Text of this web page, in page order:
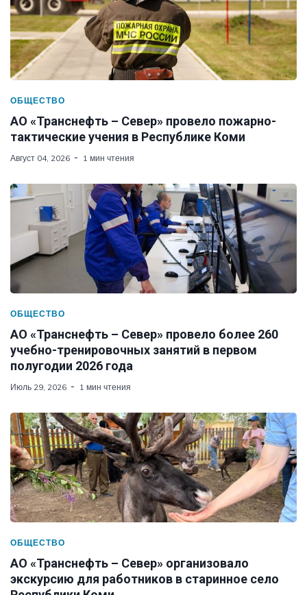
ОБЩЕСТВО
АО «Транснефть – Север» провело пожарно-
тактические учения в Республике Коми
Август 04, 2026 1 мин чтения
ОБЩЕСТВО
АО «Транснефть – Север» провело более 260
учебно-тренировочных занятий в первом
полугодии 2026 года
Июль 29, 2026 1 мин чтения
ОБЩЕСТВО
АО «Транснефть – Север» организовало
экскурсию для работников в старинное село